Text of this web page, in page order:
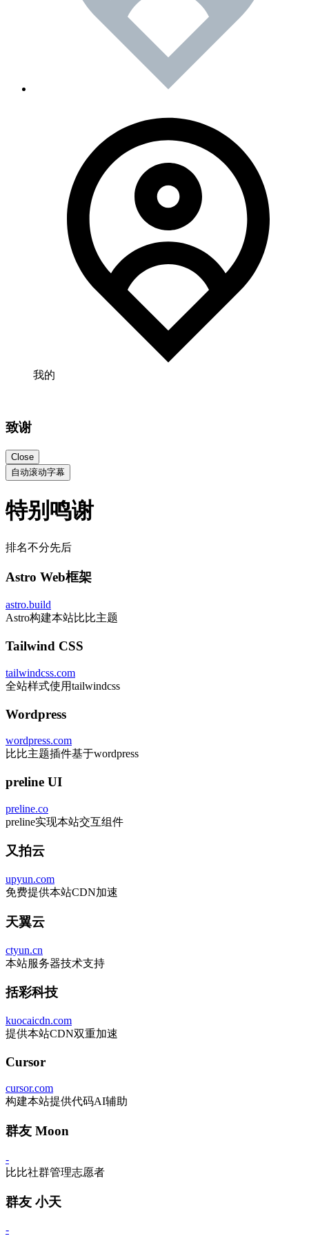
我的
致谢
Close
自动滚动字幕
特别鸣谢
排名不分先后
Astro Web框架
astro.build
Astro构建本站比比主题
Tailwind CSS
tailwindcss.com
全站样式使用tailwindcss
Wordpress
wordpress.com
比比主题插件基于wordpress
preline UI
preline.co
preline实现本站交互组件
又拍云
upyun.com
免费提供本站CDN加速
天翼云
ctyun.cn
本站服务器技术支持
括彩科技
kuocaicdn.com
提供本站CDN双重加速
Cursor
cursor.com
构建本站提供代码AI辅助
群友 Moon
-
比比社群管理志愿者
群友 小天
-